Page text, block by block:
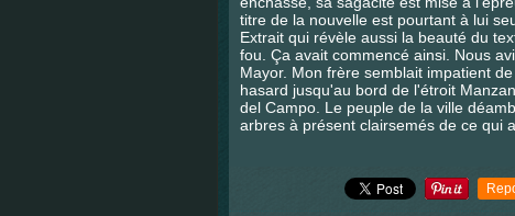
titre de la nouvelle est pourtant à lui
Extrait qui révèle aussi la beauté du
fou. Ça avait commencé ainsi. Nous
Mayor. Mon frère semblait impatient
hasard jusqu'au bord de l'étroit
del Campo. Le peuple de la ville
arbres à présent clairsemés de ce qui